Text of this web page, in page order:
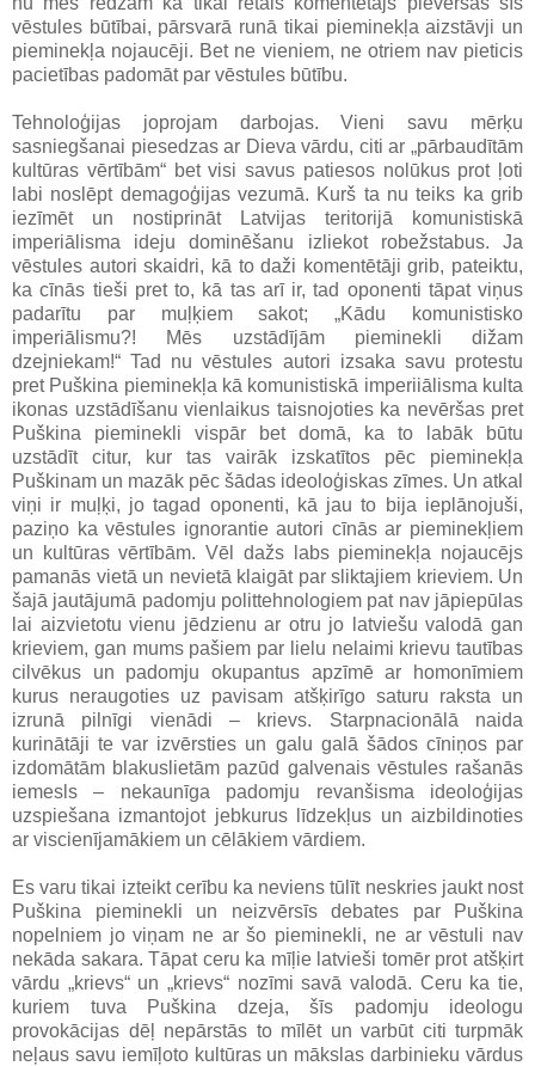
vēstules būtībai, pārsvarā runā tikai pieminekļa aizstāvji un
pieminekļa nojaucēji. Bet ne vieniem, ne otriem nav pieticis
pacietības padomāt par vēstules būtību.
Tehnoloģijas joprojam darbojas. Vieni savu mērķu
sasniegšanai piesedzas ar Dieva vārdu, citi ar „pārbaudītām
kultūras vērtībām“ bet visi savus patiesos nolūkus prot ļoti
labi noslēpt demagoģijas vezumā. Kurš ta nu teiks ka grib
iezīmēt un nostiprināt Latvijas teritorijā komunistiskā
imperiālisma ideju dominēšanu izliekot robežstabus. Ja
vēstules autori skaidri, kā to daži komentētāji grib, pateiktu,
ka cīnās tieši pret to, kā tas arī ir, tad oponenti tāpat viņus
padarītu par muļķiem sakot; „Kādu komunistisko
imperiālismu?! Mēs uzstādījām pieminekli dižam
dzejniekam!“ Tad nu vēstules autori izsaka savu protestu
pret Puškina pieminekļa kā komunistiskā imperiiālisma kulta
ikonas uzstādīšanu vienlaikus taisnojoties ka nevēršas pret
Puškina pieminekli vispār bet domā, ka to labāk būtu
uzstādīt citur, kur tas vairāk izskatītos pēc pieminekļa
Puškinam un mazāk pēc šādas ideoloģiskas zīmes. Un atkal
viņi ir muļķi, jo tagad oponenti, kā jau to bija ieplānojuši,
paziņo ka vēstules ignorantie autori cīnās ar pieminekļiem
un kultūras vērtībām. Vēl dažs labs pieminekļa nojaucējs
pamanās vietā un nevietā klaigāt par sliktajiem krieviem. Un
šajā jautājumā padomju polittehnologiem pat nav jāpiepūlas
lai aizvietotu vienu jēdzienu ar otru jo latviešu valodā gan
krieviem, gan mums pašiem par lielu nelaimi krievu tautības
cilvēkus un padomju okupantus apzīmē ar homonīmiem
kurus neraugoties uz pavisam atšķirīgo saturu raksta un
izrunā pilnīgi vienādi – krievs. Starpnacionālā naida
kurinātāji te var izvērsties un galu galā šādos cīniņos par
izdomātām blakuslietām pazūd galvenais vēstules rašanās
iemesls – nekaunīga padomju revanšisma ideoloģijas
uzspiešana izmantojot jebkurus līdzekļus un aizbildinoties
ar viscienījamākiem un cēlākiem vārdiem.
Es varu tikai izteikt cerību ka neviens tūlīt neskries jaukt nost
Puškina pieminekli un neizvērsīs debates par Puškina
nopelniem jo viņam ne ar šo pieminekli, ne ar vēstuli nav
nekāda sakara. Tāpat ceru ka mīļie latvieši tomēr prot atšķirt
vārdu „krievs“ un „krievs“ nozīmi savā valodā. Ceru ka tie,
kuriem tuva Puškina dzeja, šīs padomju ideologu
provokācijas dēļ nepārstās to mīlēt un varbūt citi turpmāk
neļaus savu iemīļoto kultūras un mākslas darbinieku vārdus